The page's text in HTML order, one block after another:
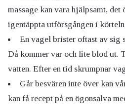
massage kan vara hjälpsamt, det
igentäppta utförsgången i
En vagel brister oftast av sig
Då kommer var och lite blod ut.
vatten. Efter en tid skrumpnar
Går besvären inte över kan
kan få recept på en ögonsalva